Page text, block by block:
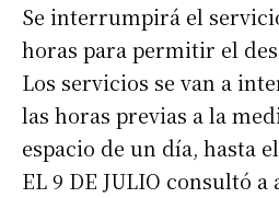
Se interrumpirá el
horas para permitir el
Los servicios se van a
las horas previas a la
espacio de un día, hasta
EL 9 DE JULIO consultó